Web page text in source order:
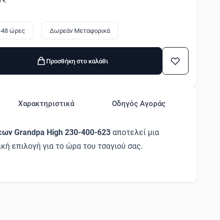
48 ώρες Δωρεάν Μεταφορικά
Προσθήκη στο καλάθι
Χαρακτηριστικά Οδηγός Αγοράς
Grandpa High 230-400-623 αποτελεί μια
επιλογή για το ώρα του τσαγιού σας.
New Bone China, διαθέτει χρυσές